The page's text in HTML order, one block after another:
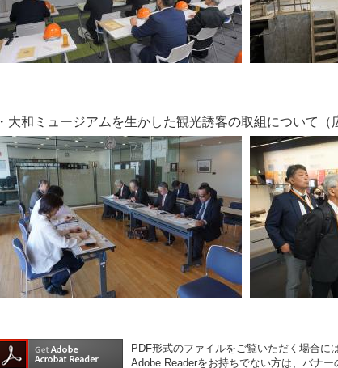
・大和ミュージアムを生かした観光誘客の取組について（
PDF形式のファイルをご覧いただく場合に
Adobe Readerをお持ちでない方は、バナ